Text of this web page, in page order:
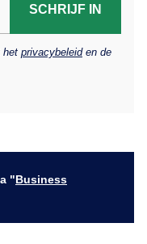
SCHRIJF IN
het privacybeleiden de
"Business